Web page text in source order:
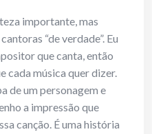
importante, mas
“de verdade”. Eu
que canta, então
cada música quer dizer.
de um personagem e
a impressão que
canção. É uma história